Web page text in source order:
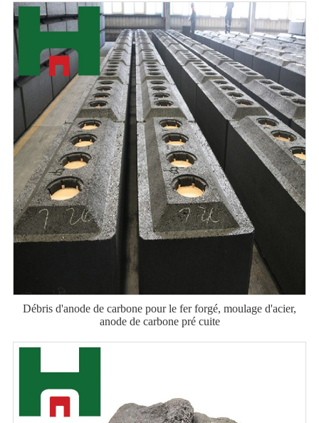
Débris d'anode de carbone pour le fer forgé, moulage d'acier,
anode de carbone pré cuite